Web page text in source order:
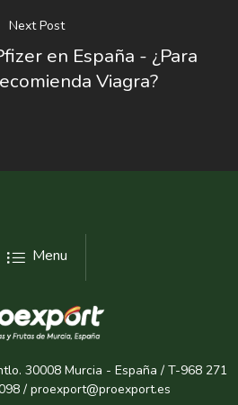
Next Post
en España - ¿Para
Viagra?
Menu
30008 Murcia - España / T-968 271
/ proexport@proexport.es